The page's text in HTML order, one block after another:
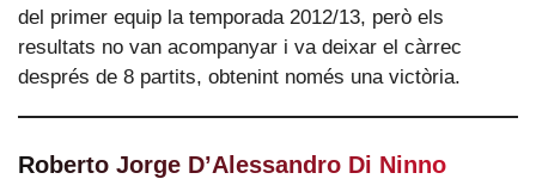
del primer equip la temporada 2012/13, però els
resultats no van acompanyar i va deixar el càrrec
després de 8 partits, obtenint només una victòria.
Roberto Jorge D’Alessandro Di Ninno